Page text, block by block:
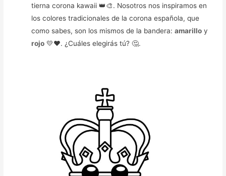
tierna corona kawaii 👑🎨. Nosotros nos inspiramos en
los colores tradicionales de la corona española, que
como sabes, son los mismos de la bandera:amarillo y
rojo 💛❤️️. ¿Cuáles elegirás tú? 🤔.